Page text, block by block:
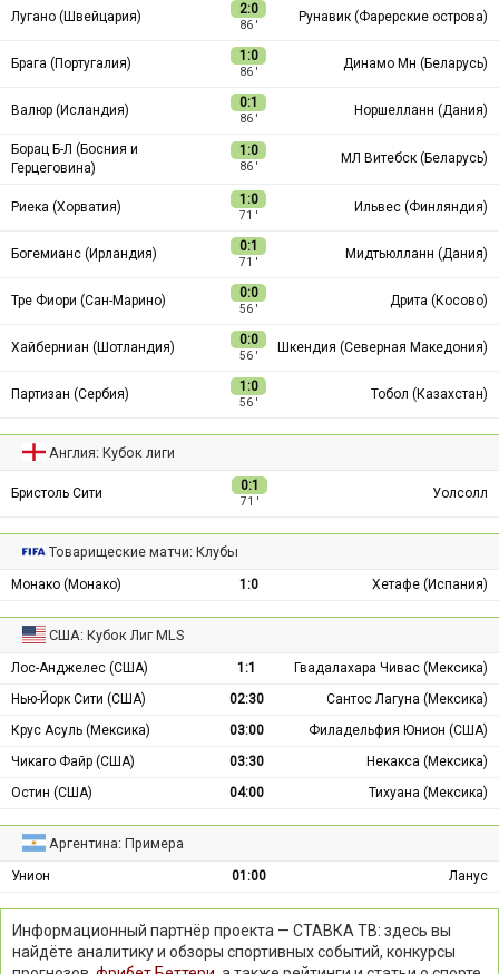
Лугано (Швейцария) 2:0
86 ′
Рунавик (Фарерские острова)
Брага (Португалия) 1:0
86 ′
Динамо Мн (Беларусь)
Валюр (Исландия) 0:1
86 ′
Норшелланн (Дания)
Борац Б-Л (Босния и
Герцеговина)
1:0
86 ′
МЛ Витебск (Беларусь)
Риека (Хорватия) 1:0
71 ′
Ильвес (Финляндия)
Богемианс (Ирландия) 0:1
71 ′
Мидтьюлланн (Дания)
Тре Фиори (Сан-Марино) 0:0
56 ′
Дрита (Косово)
Хайберниан (Шотландия) 0:0
56 ′
Шкендия (Северная Македония)
Партизан (Сербия) 1:0
56 ′
Тобол (Казахстан)
Англия: Кубок лиги
Бристоль Сити 0:1
71 ′
Уолсолл
Товарищеские матчи: Клубы
Монако (Монако) 1:0 Хетафе (Испания)
США: Кубок Лиг MLS
Лос-Анджелес (США) 1:1
Гвадалахара Чивас (Мексика)
Нью-Йорк Сити (США)
02:30
Сантос Лагуна (Мексика)
Крус Асуль (Мексика)
03:00
Филадельфия Юнион (США)
Чикаго Файр (США)
03:30
Некакса (Мексика)
Остин (США)
04:00 Тихуана (Мексика)
Аргентина: Примера
Унион 01:00 Ланус
Информационный партнёр проекта — СТАВКА ТВ: здесь вы
найдёте аналитику и обзоры спортивных событий, конкурсы